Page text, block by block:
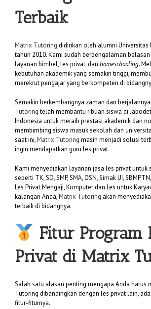
Terbaik
Matrix Tutoring didirikan oleh alumni Universitas
tahun 2010. Kami sudah berpengalaman
layanan bimbel, les privat, dan homeschooling.
kebutuhan akademik yang semakin tinggi,
merekrut pengajar yang berkompeten di
Semakin berkembangnya zaman dan
Tutoringtelah membantu ribuan siswa di
Indonesia untuk meraih prestasi akademik dan
membimbing siswa masuk sekolah dan
saat ini,Matrix Tutoring masih menjadi solusi
ingin mendapatkan guru les privat.
Kami menyediakan layanan jasa les privat untuk
seperti TK, SD, SMP, SMA, OSN, Simak UI,
Les Privat Mengaji, Komputer dan Les untuk
kalangan Anda,Matrix Tutoring akan
terbaik di bidangnya.
Fitur Program
Privat di Matrix
Salah satu alasan penting mengapa Anda harus
Tutoring dibandingkan dengan les privat lain,
fitur-fiturnya.